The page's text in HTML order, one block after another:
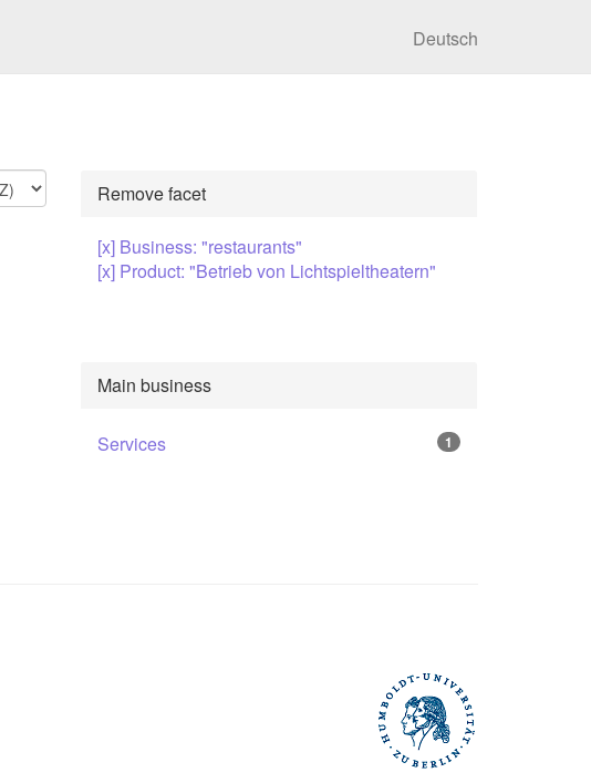
Deutsch
Remove facet
[x] Business: "restaurants"
[x] Product: "Betrieb von Lichtspieltheatern"
Main business
Services 1